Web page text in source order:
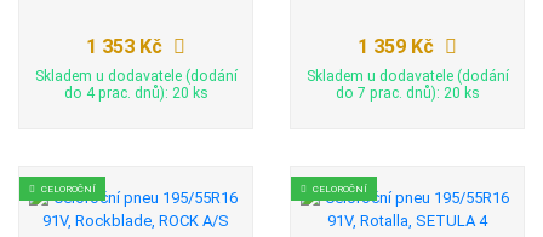
1 353 Kč
Skladem u dodavatele (dodání
do 4 prac. dnů): 20 ks
1 359 Kč
Skladem u dodavatele (dodání
do 7 prac. dnů): 20 ks
CELOROČNÍ CELOROČNÍ